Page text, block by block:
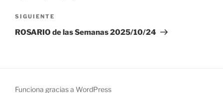
Siguiente
entrada
SIGUIENTE
ROSARIO de las Semanas 2025/10/24
Funciona gracias a WordPress